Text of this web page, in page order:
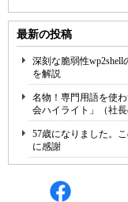
最新の投稿
深刻な脆弱性
を解説
名物！専門用語を使
会ハイライト」（社長
57歳になりました。
に感謝